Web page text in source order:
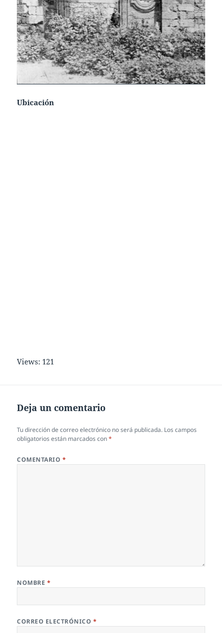
Ubicación
Views: 121
Deja un comentario
Tu dirección de correo electrónico no será publicada. Los campos
obligatorios están marcados con*
COMENTARIO *
NOMBRE *
CORREO ELECTRÓNICO *